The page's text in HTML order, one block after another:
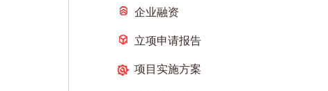
企业融资
立项申请报告
项目实施方案